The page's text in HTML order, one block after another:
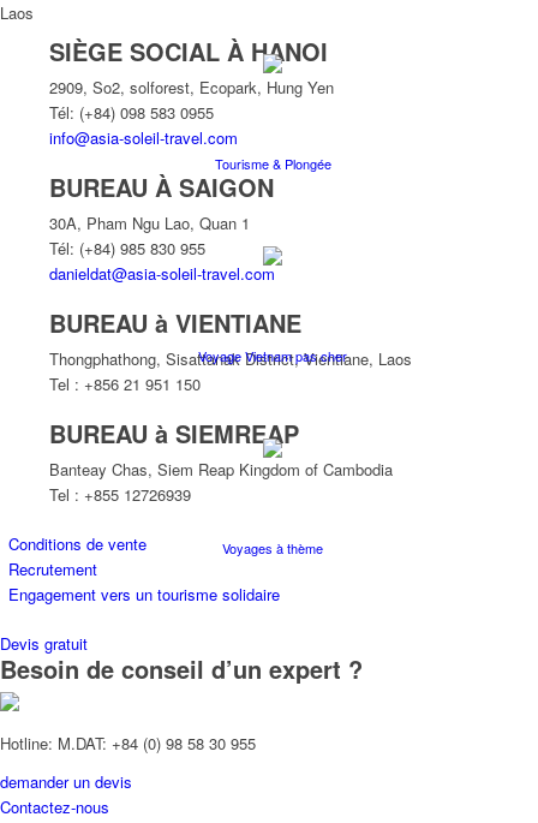
Tourisme & Plongée
Voyage Vietnam pas cher
Voyages à thème
Croisières
Laos
SIÈGE SOCIAL À HANOI
2909, So2, solforest, Ecopark, Hung Yen
Tél: (+84) 098 583 0955
info@asia-soleil-travel.com
BUREAU À SAIGON
30A, Pham Ngu Lao, Quan 1
Tél: (+84) 985 830 955
danieldat@asia-soleil-travel.com
BUREAU à VIENTIANE
Thongphathong, Sisattanak District, Vientiane, Laos
Tel : +856 21 951 150
BUREAU à SIEMREAP
Banteay Chas, Siem Reap Kingdom of Cambodia
Tel : +855 12726939
Conditions de vente
Recrutement
Engagement vers un tourisme solidaire
Devis gratuit
Besoin de conseil d’un expert ?
Hotline: M.DAT: +84 (0) 98 58 30 955
demander un devis
Contactez-nous